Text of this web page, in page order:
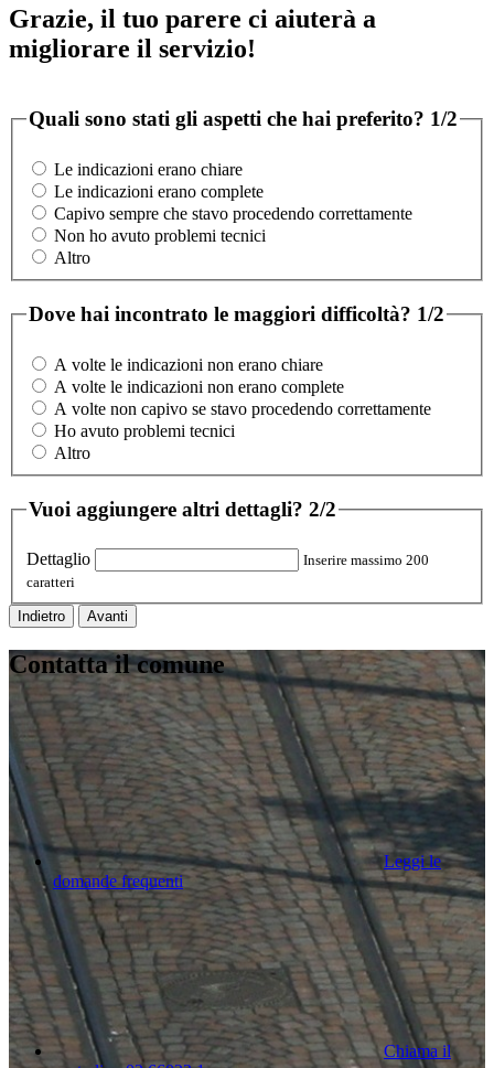
Grazie, il tuo parere ci aiuterà a
migliorare il servizio!
Quali sono stati gli aspetti che hai preferito? 1/2
Le indicazioni erano chiare
Le indicazioni erano complete
Capivo sempre che stavo procedendo correttamente
Non ho avuto problemi tecnici
Altro
Dove hai incontrato le maggiori difficoltà? 1/2
A volte le indicazioni non erano chiare
A volte le indicazioni non erano complete
A volte non capivo se stavo procedendo correttamente
Ho avuto problemi tecnici
Altro
Vuoi aggiungere altri dettagli? 2/2
Dettaglio
Inserire massimo 200
caratteri
Indietro Avanti
Contatta il comune
Leggi le
domande frequenti
Chiama il